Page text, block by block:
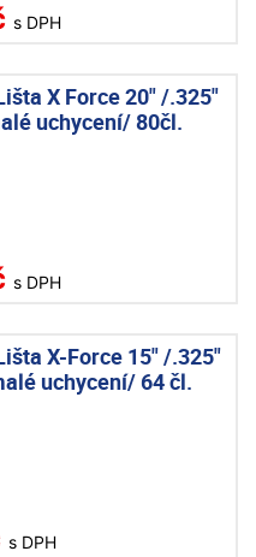
s DPH
X Force 20" /.325"
uchycení/ 80čl.
s DPH
X-Force 15" /.325"
uchycení/ 64 čl.
s DPH